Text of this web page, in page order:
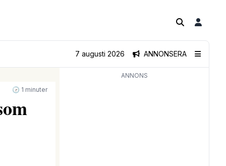
ANNONSERA
7 augusti 2026
🕝 1 minuter
ANNONS